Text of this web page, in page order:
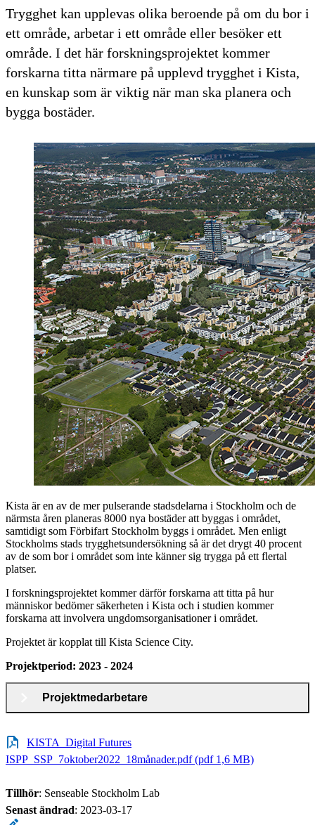
Trygghet kan upplevas olika beroende på om du bor i
ett område, arbetar i ett område eller besöker ett
område. I det här forskningsprojektet kommer
forskarna titta närmare på upplevd trygghet i Kista,
en kunskap som är viktig när man ska planera och
bygga bostäder.
Kista är en av de mer pulserande stadsdelarna i Stockholm och de
närmsta åren planeras 8000 nya bostäder att byggas i området,
samtidigt som Förbifart Stockholm byggs i området. Men enligt
Stockholms stads trygghetsundersökning så är det drygt 40 procent
av de som bor i området som inte känner sig trygga på ett flertal
platser.
I forskningsprojektet kommer därför forskarna att titta på hur
människor bedömer säkerheten i Kista och i studien kommer
forskarna att involvera ungdomsorganisationer i området.
Projektet är kopplat till Kista Science City.
Projektperiod: 2023 - 2024
Projektmedarbetare
KISTA_Digital Futures
ISPP_SSP_7oktober2022_18månader.pdf (pdf 1,6 MB)
Tillhör: Senseable Stockholm Lab
Senast ändrad: 2023-03-17